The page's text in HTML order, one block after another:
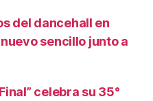
del dancehall en
sencillo junto a
celebra su 35°